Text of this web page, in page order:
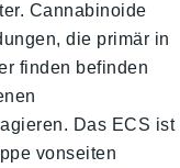
Cannabinoide
die primär in
finden befinden
Das ECS ist
vonseiten